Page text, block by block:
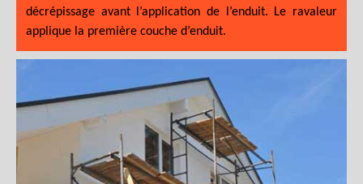
décrépissage avant l’application de l’enduit. Le ravaleur
applique la première couche d’enduit.